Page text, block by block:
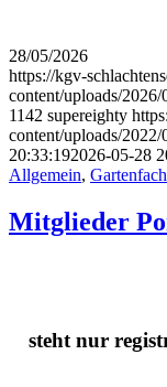
28/05/2026
https://kgv-
content/uploads/
1142 supereighty
content/uploads/
20:33:192026-05-28
Allgemein,
Mitglieder
steht nur